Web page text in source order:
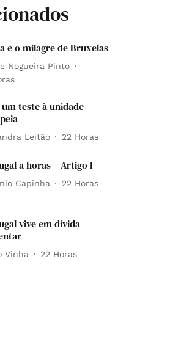
e o milagre de Bruxelas
Nogueira Pinto
um teste à unidade
Leitão 22 Horas
a horas – Artigo I
Capinha 22 Horas
vive em dívida
Vinha 22 Horas